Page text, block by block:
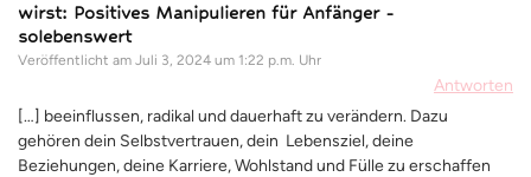
wirst: Positives Manipulieren für Anfänger -
solebenswert
Veröffentlicht am Juli 3, 2024 um 1:22 p.m. Uhr
Antworten
[…] beeinflussen, radikal und dauerhaft zu verändern. Dazu
gehören dein Selbstvertrauen, dein Lebensziel, deine
Beziehungen, deine Karriere, Wohlstand und Fülle zu erschaffen